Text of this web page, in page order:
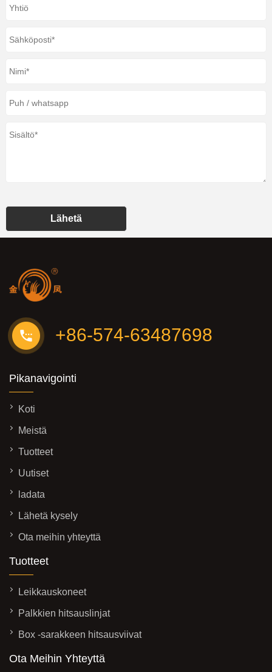
Lähetä
+86-574-63487698
Pikanavigointi
Koti
Meistä
Tuotteet
Uutiset
ladata
Lähetä kysely
Ota meihin yhteyttä
Tuotteet
Leikkauskoneet
Palkkien hitsauslinjat
Box -sarakkeen hitsausviivat
Ota Meihin Yhteyttä